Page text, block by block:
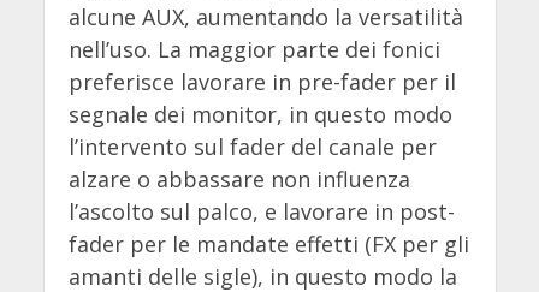
alcune AUX, aumentando la versatilità
nell’uso. La maggior parte dei fonici
preferisce lavorare in pre-fader per il
segnale dei monitor, in questo modo
l’intervento sul fader del canale per
alzare o abbassare non influenza
l’ascolto sul palco, e lavorare in post-
fader per le mandate effetti (FX per gli
amanti delle sigle), in questo modo la